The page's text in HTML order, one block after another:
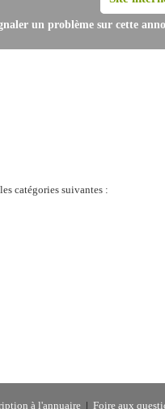
un problème sur cette
catégories suivantes :
à l'annuaire Foire aux